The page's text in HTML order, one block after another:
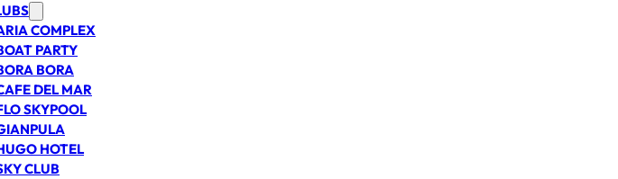
COMPLEX
PARTY
BORA
DEL MAR
SKYPOOL
HOTEL
CLUB